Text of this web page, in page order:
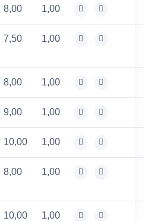
8,00 1,00
7,50 1,00
8,00 1,00
9,00 1,00
10,00 1,00
8,00 1,00
10,00 1,00